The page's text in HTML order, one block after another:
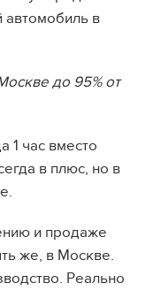
автомобиль в
до 95% от
1 час вместо
в плюс, но в
и продаже
же, в Москве.
Реально